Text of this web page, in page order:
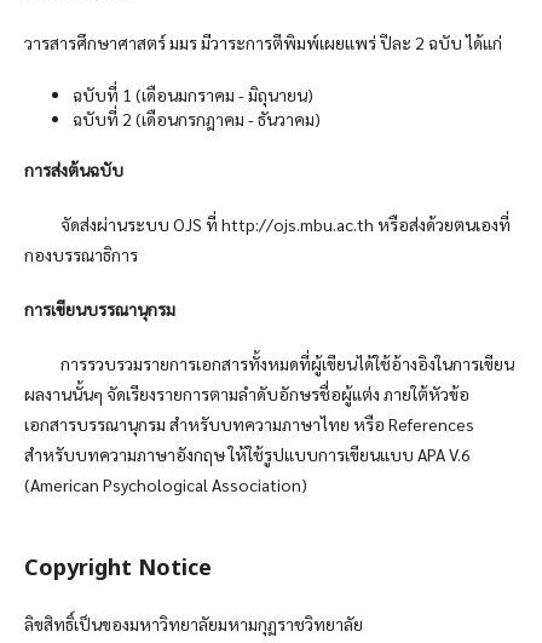
วารสารศึกษาศาสตร์ มมร มีวาระการตีพิมพ์เผยแพร่ ปีละ 2 ฉบับ ได้แก่
ฉบับที่ 1 (เดือนมกราคม - มิถุนายน)
ฉบับที่ 2 (เดือนกรกฎาคม - ธันวาคม)
การส่งต้นฉบับ
จัดส่งผ่านระบบ OJS ที่ http://ojs.mbu.ac.th หรือส่งด้วยตนเองที่
กองบรรณาธิการ
การเขียนบรรณานุกรม
การรวบรวมรายการเอกสารทั้งหมดที่ผู้เขียนได้ใช้อ้างอิงในการเขียน
ผลงานนั้นๆ จัดเรียงรายการตามลำดับอักษรชื่อผู้แต่ง ภายใต้หัวข้อ
เอกสารบรรณานุกรม สำหรับบทความภาษาไทย หรือ References
สำหรับบทความภาษาอังกฤษ ให้ใช้รูปแบบการเขียนแบบ APA V.6
(American Psychological Association)
Copyright Notice
ลิขสิทธิ์เป็นของมหาวิทยาลัยมหามกุฏราชวิทยาลัย